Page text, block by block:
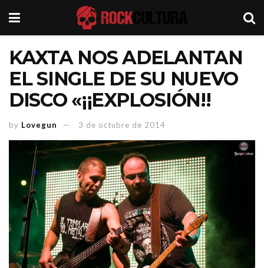
KAXTA NOS ADELANTAN
EL SINGLE DE SU NUEVO
DISCO «¡¡EXPLOSIÓN!!
by Lovegun 3 de octubre de 2014